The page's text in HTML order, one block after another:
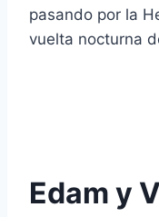
pasando por la
vuelta nocturna
Edam y